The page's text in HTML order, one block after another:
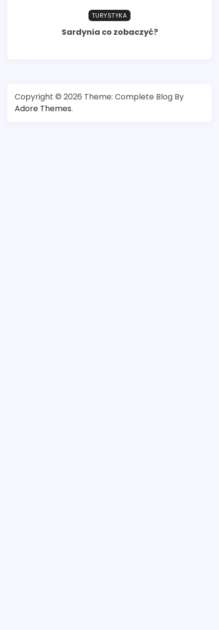
TURYSTYKA
Sardynia co zobaczyć?
Copyright © 2026 Theme: Complete Blog By
Adore Themes.